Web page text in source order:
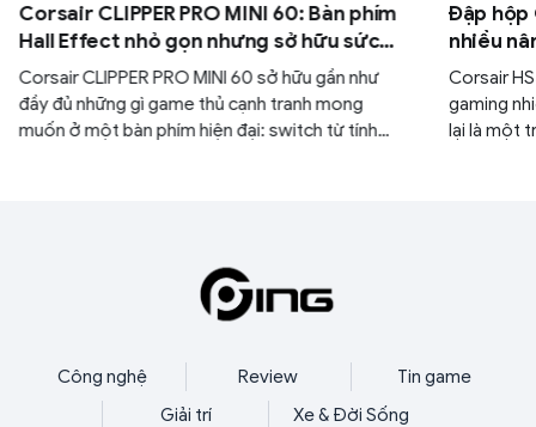
Corsair CLIPPER PRO MINI 60: Bàn phím
Hall Effect nhỏ gọn nhưng sở hữu sức
mạnh
Corsair CLIPPER PRO MINI 60 sở hữu gần như
đầy đủ những gì game thủ cạnh tranh mong
muốn ở một bàn phím hiện đại: switch từ tính
Đập hộp
nhiều
tai nghe
Corsair
gaming
lại là một
Công nghệ Review
Tin game
Giải trí
Xe & Đời Sống